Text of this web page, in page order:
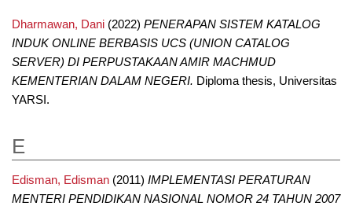
Dharmawan, Dani(2022) PENERAPAN SISTEM KATALOG
INDUK ONLINE BERBASIS UCS (UNION CATALOG
SERVER) DI PERPUSTAKAAN AMIR MACHMUD
KEMENTERIAN DALAM NEGERI. Diploma thesis, Universitas
YARSI.
E
Edisman, Edisman(2011) IMPLEMENTASI PERATURAN
MENTERI PENDIDIKAN NASIONAL NOMOR 24 TAHUN 2007